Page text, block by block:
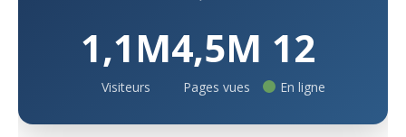
1,1M
Visiteurs
4,5M
Pages vues
12
En ligne